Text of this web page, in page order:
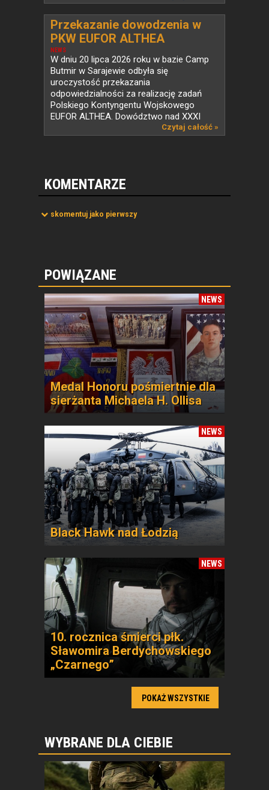
NEWS
Przekazanie dowodzenia w
PKW EUFOR ALTHEA
W dniu 20 lipca 2026 roku w bazie Camp
Butmir w Sarajewie odbyła się
uroczystość przekazania
odpowiedzialności za realizację zadań
Polskiego Kontyngentu Wojskowego
EUFOR ALTHEA. Dowództwo nad XXXI
Czytaj całość »
KOMENTARZE
skomentuj jako pierwszy
POWIĄZANE
NEWS
Medal Honoru pośmiertnie dla
sierżanta Michaela H. Ollisa
NEWS
Black Hawk nad Łodzią
NEWS
10. rocznica śmierci płk.
Sławomira Berdychowskiego
„Czarnego”
POKAŻ WSZYSTKIE
WYBRANE DLA CIEBIE